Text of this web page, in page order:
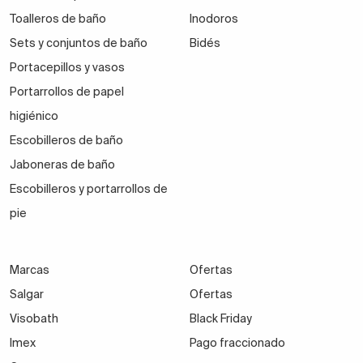
Toalleros de baño
Sets y conjuntos de baño
Portacepillos y vasos
Portarrollos de papel
higiénico
Escobilleros de baño
Jaboneras de baño
Escobilleros y portarrollos de
pie
Inodoros
Bidés
Marcas
Salgar
Visobath
Imex
Ofertas
Ofertas
Black Friday
Pago fraccionado